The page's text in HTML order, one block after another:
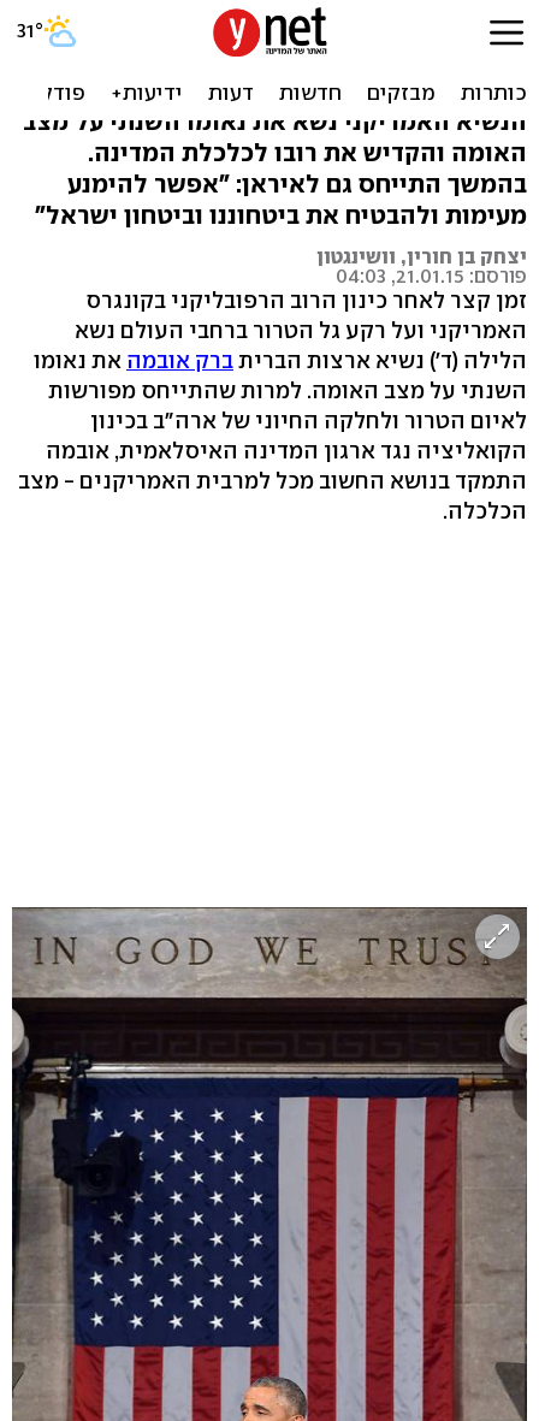
אובמה: נילחם בטרור
מפקיסטן עד פריז
הנשיא האמריקני נשא את נאומו השנתי על מצב
האומה והקדיש את רובו לכלכלת המדינה.
בהמשך התייחס גם לאיראן: "אפשר להימנע
מעימות ולהבטיח את ביטחוננו וביטחון ישראל"
יצחק בן חורין, וושינגטון
פורסם: 21.01.15, 04:03
זמן קצר לאחר כינון הרוב הרפובליקני בקונגרס
האמריקני ועל רקע גל הטרור ברחבי העולם נשא
הלילה (ד') נשיא ארצות הבריתברק אובמה את נאומו
השנתי על מצב האומה. למרות שהתייחס מפורשות
לאיום הטרור ולחלקה החיוני של ארה"ב בכינון
הקואליציה נגד ארגון המדינה האיסלאמית, אובמה
התמקד בנושא החשוב מכל למרבית האמריקנים - מצב
הכלכלה.